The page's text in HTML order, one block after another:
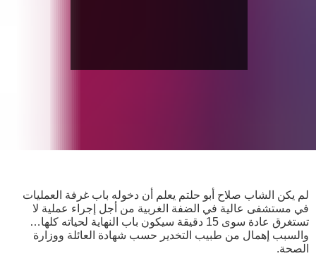
لم يكن الشاب صلاح أبو حلتم يعلم أن دخوله باب غرفة العمليات
في مستشفى عالية في الضفة الغربية من أجل إجراء عملية لا
تستغرق عادة سوى 15 دقيقة سيكون باب النهاية لحياته كلها…
والسبب إهمال من طبيب التخدير حسب شهادة العائلة ووزارة
الصحة.